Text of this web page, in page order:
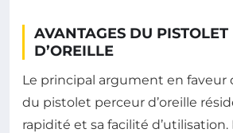
AVANTAGES DU PISTOLET
D’OREILLE
Le principal argument en faveur
du pistolet perceur d’oreille
rapidité et sa facilité d’utilisation.